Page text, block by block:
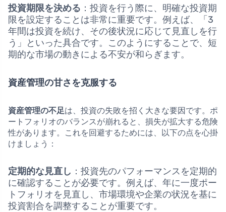
投資期限を決める ：投資を行う際に、明確な投資期
限を設定することは非常に重要です。例えば、「3
年間は投資を続け、その後状況に応じて見直しを行
う」といった具合です。このようにすることで、短
期的な市場の動きによる不安が和らぎます。
資産管理の甘さを克服する
資産管理の不足は、投資の失敗を招く大きな要因です。ポ
ートフォリオのバランスが崩れると、損失が拡大する危険
性があります。これを回避するためには、以下の点を心掛
けましょう：
定期的な見直し ：投資先のパフォーマンスを定期的
に確認することが必要です。例えば、年に一度ポー
トフォリオを見直し、市場環境や企業の状況を基に
投資割合を調整することが重要です。